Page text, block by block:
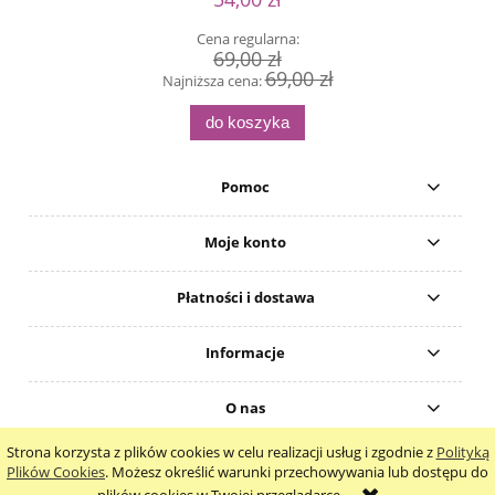
Strona korzysta z plików cookies w celu realizacji usług i zgodnie z Polityką
Plików Cookies. Możesz określić warunki przechowywania lub dostępu do
Cena regularna:
69,00 zł
Najniższa cena:69,00 zł
do koszyka
Pomoc
Moje konto
Płatności i dostawa
Informacje
O nas
pokaż pełną wersję strony